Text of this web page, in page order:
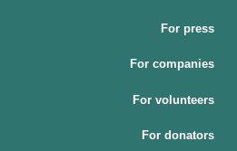
For press
For companies
For volunteers
For donators